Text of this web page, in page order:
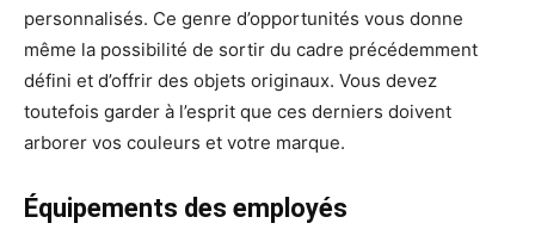
personnalisés. Ce genre d’opportunités vous donne
même la possibilité de sortir du cadre précédemment
défini et d’offrir des objets originaux. Vous devez
toutefois garder à l’esprit que ces derniers doivent
arborer vos couleurs et votre marque.
Équipements des employés